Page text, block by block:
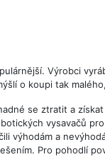
Výrobci
o koupi tak
se ztratit a
vysavačů
výhodám a
Pro pohodlí